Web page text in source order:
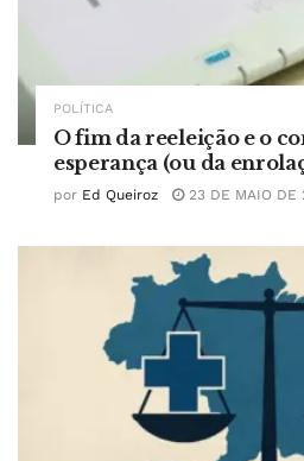
POLÍTICA
O fim da reeleição e o
esperança (ou da
por Ed Queiroz 23 DE MAIO DE